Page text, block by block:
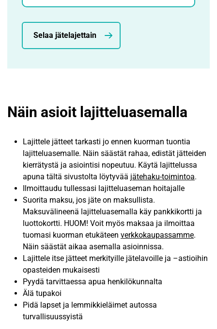
Näin asioit lajitteluasemalla
Lajittele jätteet tarkasti jo ennen kuorman tuontia
lajitteluasemalle. Näin säästät rahaa, edistät jätteiden
kierrätystä ja asiointisi nopeutuu. Käytä lajittelussa
apuna tältä sivustolta löytyvää jätehaku-toimintoa.
Ilmoittaudu tullessasi lajitteluaseman hoitajalle
Suorita maksu, jos jäte on maksullista.
Maksuvälineenä lajitteluasemalla käy pankkikortti ja
luottokortti. HUOM! Voit myös maksaa ja ilmoittaa
tuomasi kuorman etukäteen verkkokaupassamme.
Näin säästät aikaa asemalla asioinnissa.
Lajittele itse jätteet merkityille jätelavoille ja –astioihin
opasteiden mukaisesti
Pyydä tarvittaessa apua henkilökunnalta
Älä tupakoi
Pidä lapset ja lemmikkieläimet autossa
turvallisuussyistä
Selaa jätelajettain